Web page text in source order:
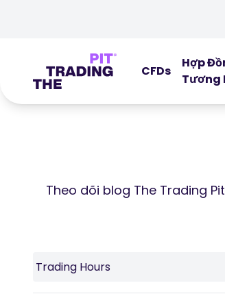
CFDs
Hợp
Tương
Theo dõi blog The Trading